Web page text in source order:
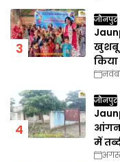
जौनपुर
खुशबू
जौनपुर
में